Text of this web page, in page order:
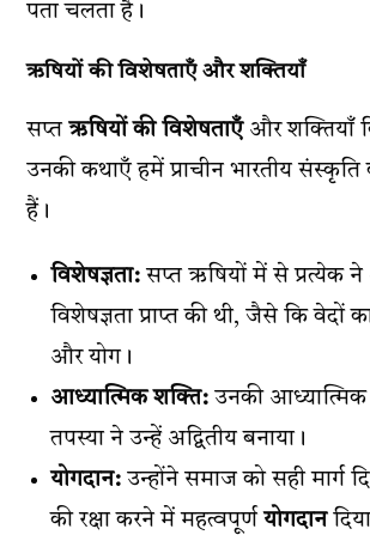
पता चलता है।
ऋषियों की विशेषताएँ और शक्तियाँ
सप्तऋषियों की विशेषताएँऔर शक्तियाँ
उनकी कथाएँ हमें प्राचीन भारतीय
हैं।
विशेषज्ञता: सप्त ऋषियों में से प्रत्येक ने
विशेषज्ञता प्राप्त की थी, जैसे कि वेदों
और योग।
आध्यात्मिक शक्ति: उनकी
तपस्या ने उन्हें अद्वितीय बनाया।
योगदान: उन्होंने समाज को सही मार्ग
की रक्षा करने में महत्वपूर्णयोगदान